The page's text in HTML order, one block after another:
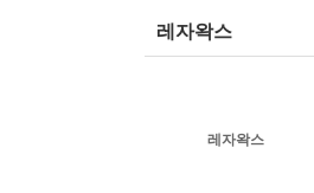
레자왁스
레자왁스